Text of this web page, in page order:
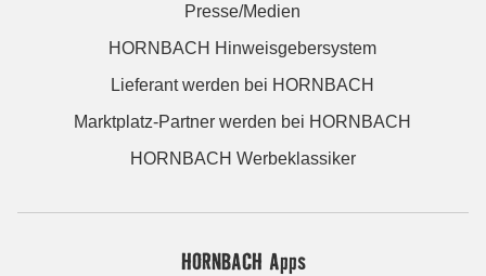
Presse/Medien
HORNBACH Hinweisgebersystem
Lieferant werden bei HORNBACH
Marktplatz-Partner werden bei HORNBACH
HORNBACH Werbeklassiker
HORNBACH Apps